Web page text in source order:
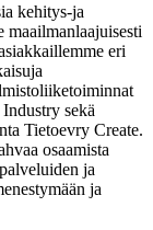
kehitys-ja
eri
sekä
Tietoevry Create.
osaamista
ja
ja